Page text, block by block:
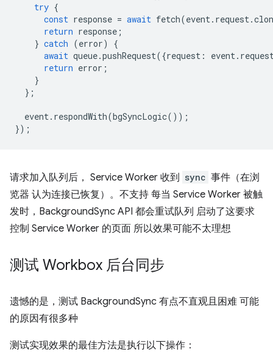
try {
const response = await fetch(event. request.
return response ;
} catch (error)
{
await queue.pushRequest({request : event.
return error ;
}
};
event. respondWith(bgSyncLogic());
});
请求加入队列后， Service Worker 收到 sync 事件（在浏
览器 认为连接已恢复）。不支持 每当 Service Worker 被触
发时，BackgroundSync API 都会重试队列 启动了这要求
控制 Service Worker 的页面 所以效果可能不太理想
测试 Workbox 后台同步
遗憾的是，测试 BackgroundSync 有点不直观且困难 可能
的原因有很多种
测试实现效果的最佳方法是执行以下操作：